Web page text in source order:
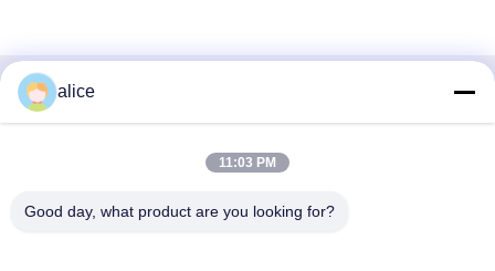
Contacto Rápido
Zona de Alta Tecnología, Ciudad de Zaozhuang, Shandong,
alice
11:03 PM
Good day, what product are you looking for?